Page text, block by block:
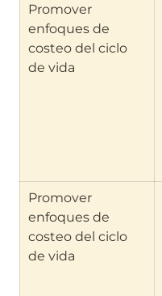
Promover
enfoques de
costeo del ciclo
de vida
Promover
enfoques de
costeo del ciclo
de vida